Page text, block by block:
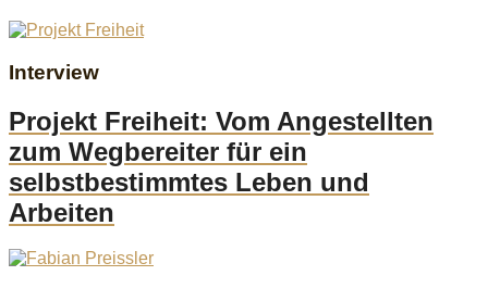
Interview
Projekt Freiheit: Vom Angestellten
zum Wegbereiter für ein
selbstbestimmtes Leben und
Arbeiten